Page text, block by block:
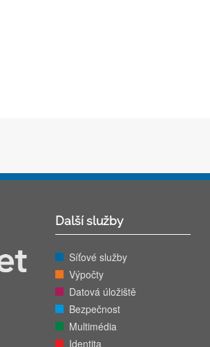
Další služby
Síťové služby
Výpočty
Datová úložiště
Bezpečnost
Multimédia
Identita